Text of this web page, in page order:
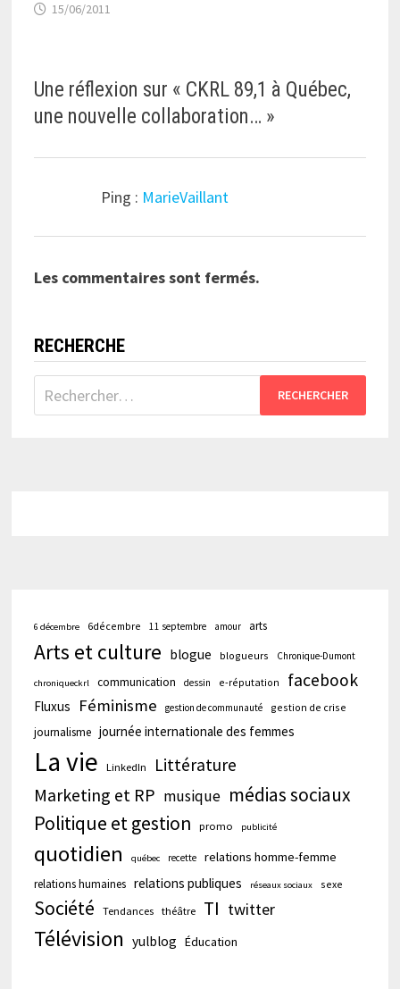
15/06/2011
Une réflexion sur « CKRL 89,1 à Québec,
une nouvelle collaboration… »
Ping : MarieVaillant
Les commentaires sont fermés.
RECHERCHE
Rechercher :
6 décembre 6décembre 11 septembre amour arts
Arts et culture blogue blogueurs Chronique-Dumont
chroniqueckrl communication dessin e-réputation facebook
Fluxus Féminisme gestion de communauté gestion de crise
journalisme journée internationale des femmes
La vie LinkedIn Littérature
Marketing et RP musique médias sociaux
Politique et gestion
promo publicité
quotidien québec recette relations homme-femme
relations humaines relations publiques réseaux sociaux sexe
Société Tendances théâtre TI twitter
Télévision yulblog Éducation